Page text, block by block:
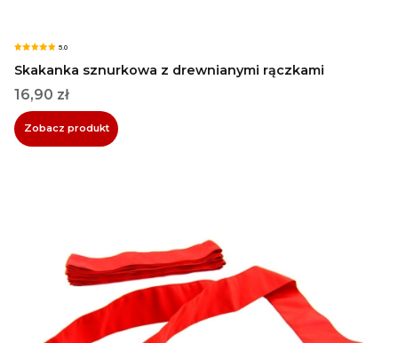
5.0
Skakanka sznurkowa z drewnianymi rączkami
Cena
16,90 zł
Zobacz produkt